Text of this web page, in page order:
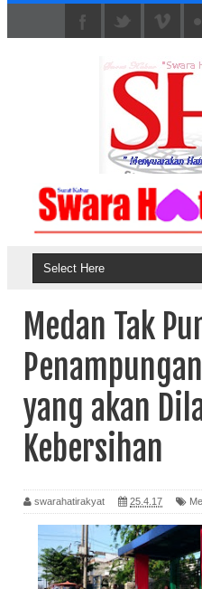
Medan Tak
yang akan
Kebersihan
swarahatirakyat 25.4.17